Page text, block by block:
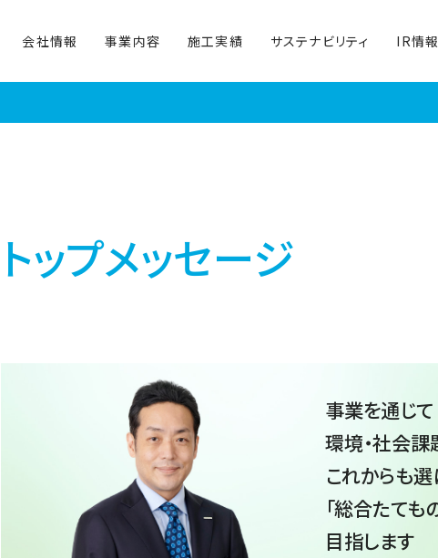
会社情報 事業内容 施工実績 サステナビリティ IR情報
トップメッセージ
事業を通じて
環境・社会課
これからも
「総合たても
目指します